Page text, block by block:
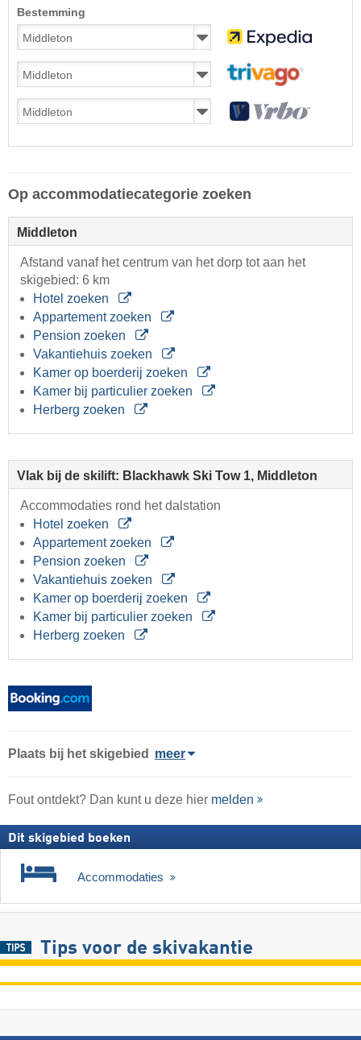
Bestemming
Op accommodatiecategorie zoeken
Middleton
Afstand vanaf het centrum van het dorp tot aan het
skigebied: 6 km
Hotel zoeken
Appartement zoeken
Pension zoeken
Vakantiehuis zoeken
Kamer op boerderij zoeken
Kamer bij particulier zoeken
Herberg zoeken
Vlak bij de skilift: Blackhawk Ski Tow 1, Middleton
Accommodaties rond het dalstation
Hotel zoeken
Appartement zoeken
Pension zoeken
Vakantiehuis zoeken
Kamer op boerderij zoeken
Kamer bij particulier zoeken
Herberg zoeken
Plaats bij het skigebied meer
Fout ontdekt? Dan kunt u deze hier melden
Dit skigebied boeken
Accommodaties
Tips voor de skivakantie